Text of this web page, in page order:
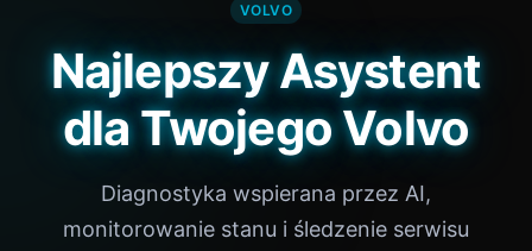
VOLVO
Najlepszy Asystent
dla Twojego Volvo
Diagnostyka wspierana przez AI,
monitorowanie stanu i śledzenie serwisu